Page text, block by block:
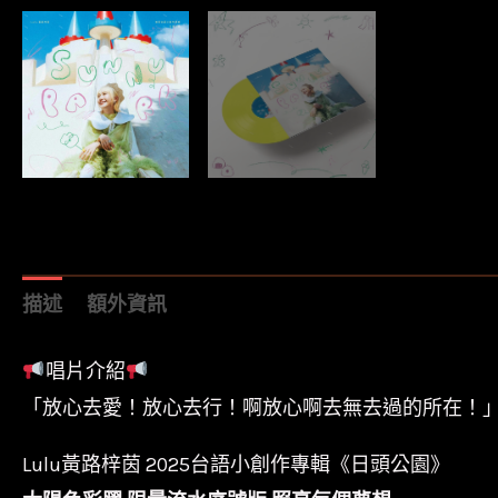
描述 額外資訊
唱片介紹
「放心去愛！放心去行！啊放心啊去無去過的所在！」
Lulu黃路梓茵 2025台語小創作專輯《日頭公園》